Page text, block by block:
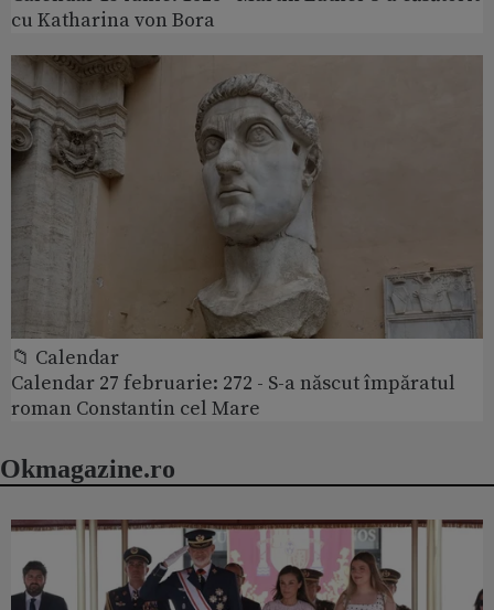
cu Katharina von Bora
📁 Calendar
Calendar 27 februarie: 272 - S-a născut împăratul
roman Constantin cel Mare
Okmagazine.ro